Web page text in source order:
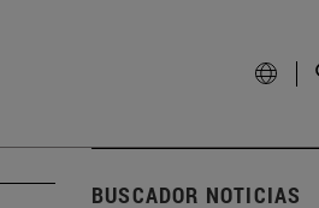
BUSCADOR NOTICIAS